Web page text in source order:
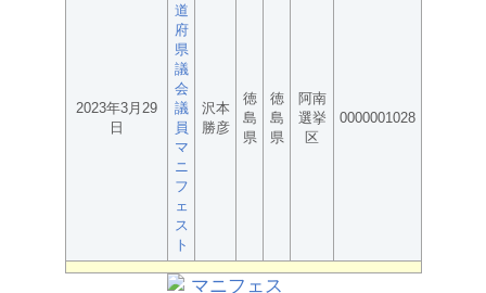
2023年3月29
日
道
府
県
議
会
議
員
マ
ニ
フ
ェ
ス
ト
沢本
勝彦
徳
島
県
徳
島
県
阿南
選挙
区
0000001028